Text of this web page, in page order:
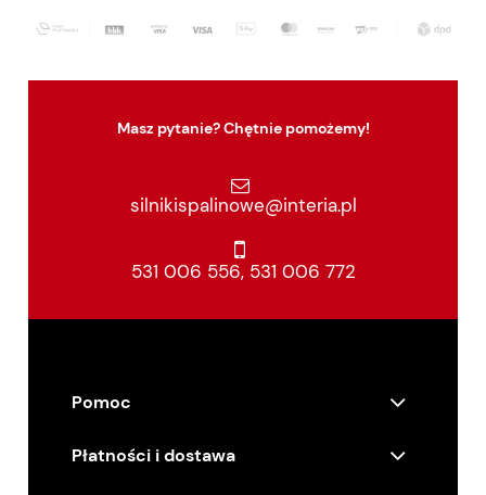
Masz pytanie? Chętnie pomożemy!
silnikispalinowe@interia.pl
531 006 556, 531 006 772
Pomoc
Płatności i dostawa